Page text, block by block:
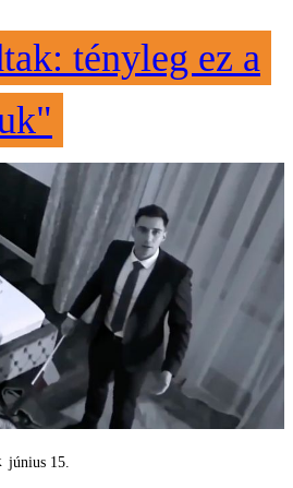
tényleg ez a
június 15.